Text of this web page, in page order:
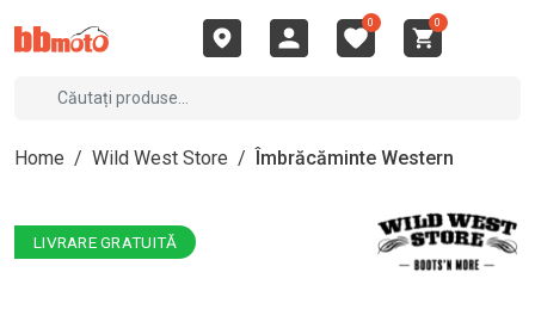
0 0
Home / Wild West Store / Îmbrăcăminte Western
LIVRARE GRATUITĂ